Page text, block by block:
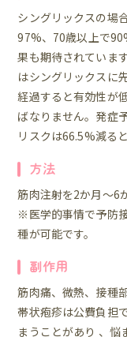
シングリックスの場
97%、70歳以上で
果も期待されていま
はシングリックスに
経過すると有効性が
ばなりません。発症
リスクは66.5%減る
方法
筋肉注射を2か月～6
※医学的事情で予防
種が可能です。
副作用
筋肉痛、微熱、接種
帯状疱疹は公費負担
まうことがあり 、悩